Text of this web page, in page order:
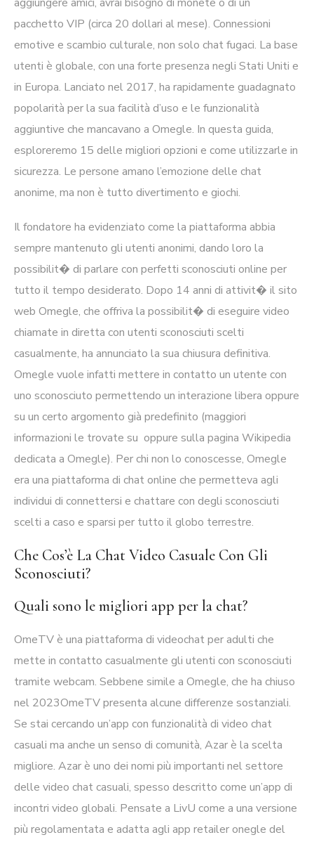
pacchetto VIP (circa 20 dollari al mese). Connessioni
emotive e scambio culturale, non solo chat fugaci. La base
utenti è globale, con una forte presenza negli Stati Uniti e
in Europa. Lanciato nel 2017, ha rapidamente guadagnato
popolarità per la sua facilità d’uso e le funzionalità
aggiuntive che mancavano a Omegle. In questa guida,
esploreremo 15 delle migliori opzioni e come utilizzarle in
sicurezza. Le persone amano l’emozione delle chat
anonime, ma non è tutto divertimento e giochi.
Il fondatore ha evidenziato come la piattaforma abbia
sempre mantenuto gli utenti anonimi, dando loro la
possibilit� di parlare con perfetti sconosciuti online per
tutto il tempo desiderato. Dopo 14 anni di attivit� il sito
web Omegle, che offriva la possibilit� di eseguire video
chiamate in diretta con utenti sconosciuti scelti
casualmente, ha annunciato la sua chiusura definitiva.
Omegle vuole infatti mettere in contatto un utente con
uno sconosciuto permettendo un interazione libera oppure
su un certo argomento già predefinito (maggiori
informazioni le trovate su oppure sulla pagina Wikipedia
dedicata a Omegle). Per chi non lo conoscesse, Omegle
era una piattaforma di chat online che permetteva agli
individui di connettersi e chattare con degli sconosciuti
scelti a caso e sparsi per tutto il globo terrestre.
Che Cos’è La Chat Video Casuale Con Gli
Sconosciuti?
Quali sono le migliori app per la chat?
OmeTV è una piattaforma di videochat per adulti che
mette in contatto casualmente gli utenti con sconosciuti
tramite webcam. Sebbene simile a Omegle, che ha chiuso
nel 2023OmeTV presenta alcune differenze sostanziali.
Se stai cercando un’app con funzionalità di video chat
casuali ma anche un senso di comunità, Azar è la scelta
migliore. Azar è uno dei nomi più importanti nel settore
delle video chat casuali, spesso descritto come un’app di
incontri video globali. Pensate a LivU come a una versione
più regolamentata e adatta agli app retailer onegle del